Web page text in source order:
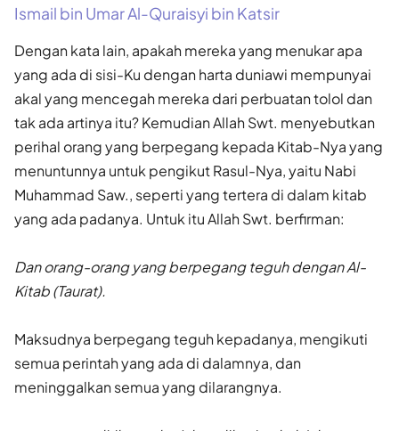
Ismail bin Umar Al-Quraisyi bin Katsir
Dengan kata lain, apakah mereka yang menukar apa
yang ada di sisi-Ku dengan harta duniawi mempunyai
akal yang mencegah mereka dari perbuatan tolol dan
tak ada artinya itu? Kemudian Allah Swt. menyebut­kan
perihal orang yang berpegang kepada Kitab-Nya yang
menuntunnya untuk pengikut Rasul-Nya, yaitu Nabi
Muhammad Saw., seperti yang tertera di dalam kitab
yang ada padanya. Untuk itu Allah Swt. berfirman:
Dan orang-orang yang berpegang teguh dengan Al-
Kitab (Taurat).
Maksudnya berpegang teguh kepadanya, mengikuti
semua perintah yang ada di dalamnya, dan
meninggalkan semua yang dilarangnya.